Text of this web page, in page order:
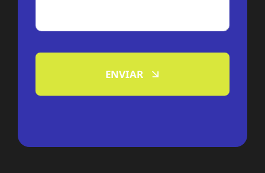
ENVIAR